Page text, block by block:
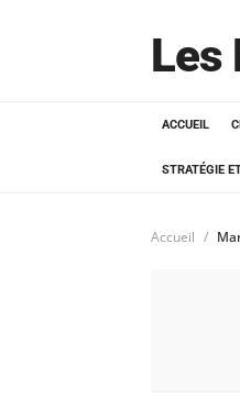
Les
ACCUEIL
STRATÉGIE
Accueil